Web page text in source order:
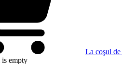
La coşul
is empty